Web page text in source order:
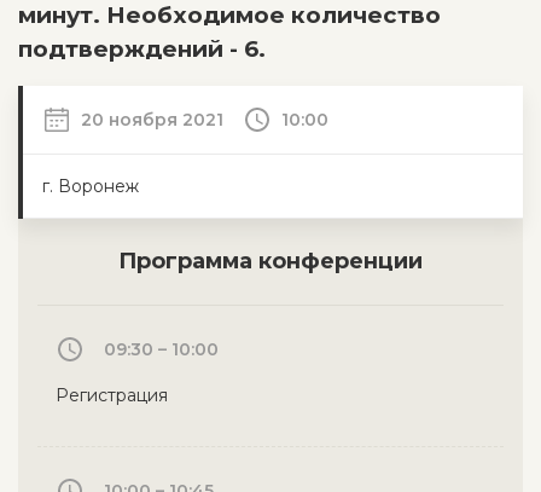
минут. Необходимое количество
подтверждений - 6.
20 ноября 2021 10:00
г. Воронеж
Программа конференции
09:30 – 10:00
Регистрация